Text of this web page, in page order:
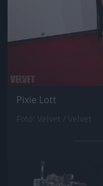
Pixie Lott